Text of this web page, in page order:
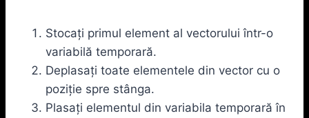
Stocați primul element al vectorului într-o
variabilă temporară.
Deplasați toate elementele din vector cu o
poziție spre stânga.
Plasați elementul din variabila temporară în